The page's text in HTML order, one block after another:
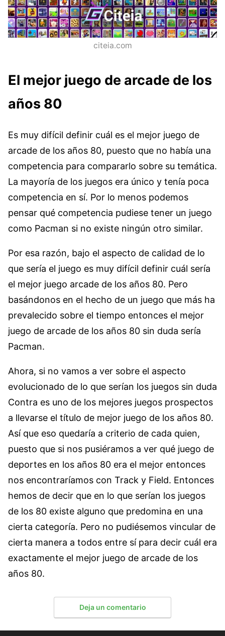
citeia.com
El mejor juego de arcade de los
años 80
Es muy difícil definir cuál es el mejor juego de
arcade de los años 80, puesto que no había una
competencia para compararlo sobre su temática.
La mayoría de los juegos era único y tenía poca
competencia en sí. Por lo menos podemos
pensar qué competencia pudiese tener un juego
como Pacman si no existe ningún otro similar.
Por esa razón, bajo el aspecto de calidad de lo
que sería el juego es muy difícil definir cuál sería
el mejor juego arcade de los años 80. Pero
basándonos en el hecho de un juego que más ha
prevalecido sobre el tiempo entonces el mejor
juego de arcade de los años 80 sin duda sería
Pacman.
Ahora, si no vamos a ver sobre el aspecto
evolucionado de lo que serían los juegos sin duda
Contra es uno de los mejores juegos prospectos
a llevarse el título de mejor juego de los años 80.
Así que eso quedaría a criterio de cada quien,
puesto que si nos pusiéramos a ver qué juego de
deportes en los años 80 era el mejor entonces
nos encontraríamos con Track y Field. Entonces
hemos de decir que en lo que serían los juegos
de los 80 existe alguno que predomina en una
cierta categoría. Pero no pudiésemos vincular de
cierta manera a todos entre sí para decir cuál era
exactamente el mejor juego de arcade de los
años 80.
Deja un comentario